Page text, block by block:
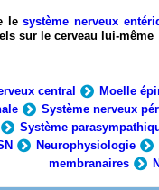
lesystème nerveux
sur le cerveau lui-même
central Moelle
Système nerveux
Système
Neurophysiologie
membranaires